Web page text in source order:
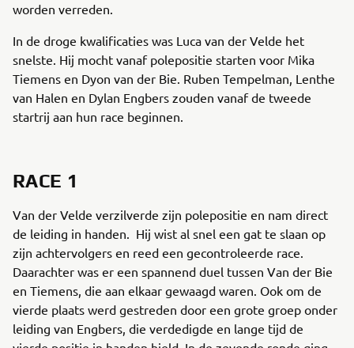
worden verreden.
In de droge kwalificaties was Luca van der Velde het
snelste. Hij mocht vanaf polepositie starten voor Mika
Tiemens en Dyon van der Bie. Ruben Tempelman, Lenthe
van Halen en Dylan Engbers zouden vanaf de tweede
startrij aan hun race beginnen.
RACE 1
Van der Velde verzilverde zijn polepositie en nam direct
de leiding in handen. Hij wist al snel een gat te slaan op
zijn achtervolgers en reed een gecontroleerde race.
Daarachter was er een spannend duel tussen Van der Bie
en Tiemens, die aan elkaar gewaagd waren. Ook om de
vierde plaats werd gestreden door een grote groep onder
leiding van Engbers, die verdedigde en lange tijd de